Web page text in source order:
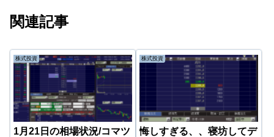
関連記事
株式投資
1月21日の相場状況/コマツ
株式投資
悔しすぎる、、寝坊してデ